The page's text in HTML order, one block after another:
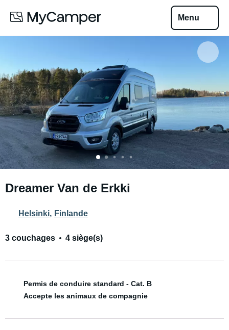
Menu
Dreamer Van de Erkki
Helsinki, Finlande
3 couchages 4 siège(s)
Permis de conduire standard - Cat. B
Accepte les animaux de compagnie